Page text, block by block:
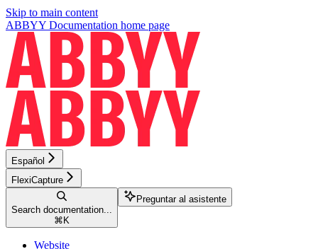
Skip to main content
ABBYY Documentation home page
Español
FlexiCapture
Search documentation...
⌘ K
Preguntar al asistente
Website